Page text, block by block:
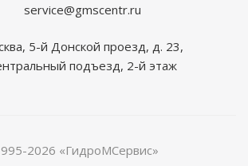
service@gmscentr.ru
, 5-й Донской проезд, д. 23,
подъезд, 2-й этаж
2026 «ГидроМСервис»